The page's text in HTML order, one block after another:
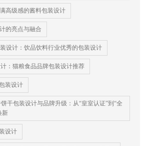
高级感的酱料包装设计
的亮点与融合
设计：饮品饮料行业优秀的包装设计
：猫粮食品品牌包装设计推荐
装设计
干包装设计与品牌升级：从“皇室认证”到“全
新
设计